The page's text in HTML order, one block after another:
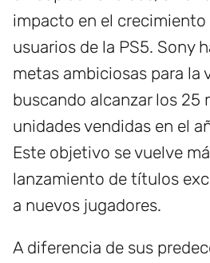
impacto en el crecimiento
usuarios de la PS5. Sony
metas ambiciosas para la
buscando alcanzar los 25
unidades vendidas en el
Este objetivo se vuelve
lanzamiento de títulos
a nuevos jugadores.
A diferencia de sus